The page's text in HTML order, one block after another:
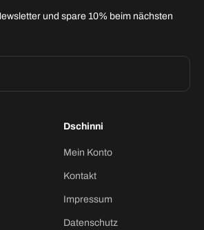
und spare 10% beim nächsten
Dschinni
Mein Konto
Kontakt
Impressum
Datenschutz